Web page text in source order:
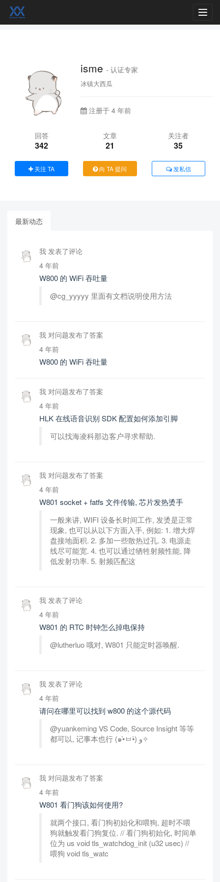
isme- 认证专家
冰镇大西瓜
注册于 4 年前
回答
342
文章
21
关注者
35
关注 TA 向 TA 提问 发私信
最新动态
我 发表了评论
4 年前
W800 的 WiFi 吞吐量
@cg_yyyyy 里面有文档说明使用方法
我 对问题发布了答案
4 年前
W800 的 WiFi 吞吐量
我 对问题发布了答案
4 年前
HLK 在线语音识别 SDK 配置如何添加引脚
可以找海凌科那边客户寻求帮助.
我 对问题发布了答案
4 年前
W801 socket + fatfs 文件传输, 芯片发热烫手
一般来讲, WIFI 设备长时间工作, 发烫是正常
现象, 也可以从以下方面入手, 例如: 1. 增大焊
盘接地面积. 2. 多加一些散热过孔. 3. 电源走
线尽可能宽. 4. 也可以通过牺牲射频性能, 降
低发射功率. 5. 射频匹配这
我 发表了评论
4 年前
W801 的 RTC 时钟怎么掉电保持
@lutherluo 哦对, W801 只能定时器唤醒.
我 发表了评论
4 年前
请问在哪里可以找到 w800 的这个源代码
@yuankeming VS Code, Source Insight 等等
都可以, 记事本也行 (๑•̀ㅂ•́) و✧
我 对问题发布了答案
4 年前
W801 看门狗该如何使用?
就两个接口, 看门狗初始化和喂狗, 超时不喂
狗就触发看门狗复位. // 看门狗初始化, 时间单
位为 us void tls_watchdog_init (u32 usec) //
喂狗 void tls_watc